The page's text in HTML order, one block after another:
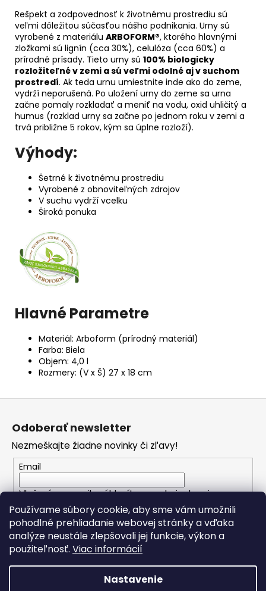
Používame súbory cookie, aby sme vám umožnili
pohodlné prehliadanie webovej stránky a vďaka
analýze neustále zlepšovali jej funkcie, výkon a
použiteľnosť. Viac informácií
Nastavenie
Rešpekt a zodpovednosť k životnému prostrediu sú
veľmi dôležitou súčasťou nášho podnikania. Urny sú
vyrobené z materiálu ARBOFORM®, ktorého hlavnými
zložkami sú lignín (cca 30%), celulóza (cca 60%) a
prírodné prísady. Tieto urny sú 100% biologicky
rozložiteľné v zemi a sú veľmi odolné aj v suchom
prostredí. Ak teda urnu umiestnite inde ako do zeme,
vydrží neporušená. Po uložení urny do zeme sa urna
začne pomaly rozkladať a meniť na vodu, oxid uhličitý a
humus (rozklad urny sa začne po jednom roku v zemi a
trvá približne 5 rokov, kým sa úplne rozloží).
Výhody:
Šetrné k životnému prostrediu
Vyrobené z obnoviteľných zdrojov
V suchu vydrží vcelku
Široká ponuka
Hlavné Parametre
Materiál: Arboform (prírodný materiál)
Farba: Biela
Objem: 4,0 l
Rozmery: (V x Š) 27 x 18 cm
Z
e
Odoberať newsletter
Nezmeškajte žiadne novinky či zľavy!
Email
Vložením e-mailu súhlasíte spodmienkami
ochrany osobných údajov
PRIHLÁSIŤ SA